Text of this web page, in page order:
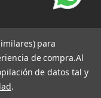
para
de compra.Al
de datos tal y
.